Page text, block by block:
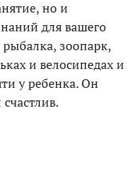
но и
для вашего
зоопарк,
и велосипедах и
у ребенка. Он